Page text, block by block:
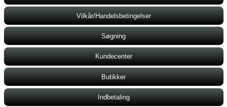
Vilkår/Handelsbetingelser
Søgning
Kundecenter
Butikker
Indbetaling